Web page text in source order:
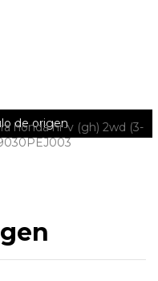
honda hr-v (gh) 2wd (3-
de origen